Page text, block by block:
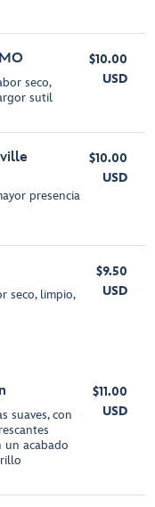
seco,
sutil
$10.00
USD
presencia
$10.00
USD
seco, limpio,
$9.50
USD
suaves, con
un acabado
$11.00
USD